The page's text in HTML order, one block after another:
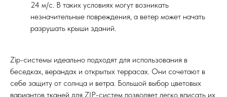
24 м/с. В таких условиях могут возникать
незначительные повреждения, а ветер может начать
разрушать крыши зданий.
Zip-системы идеально подходят для использования в
беседках, верандах и открытых террасах. Они сочетают в
себе защиту от солнца и ветра. Большой выбор цветовых
вариантов тканей для ZIP-систем позволяет легко вписать их